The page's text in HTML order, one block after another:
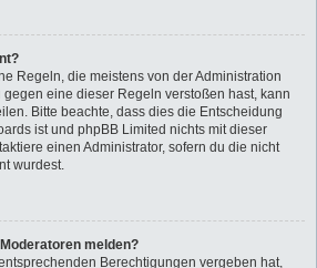
Regeln, die meistens von der Administration
eine dieser Regeln verstoßen hast, kann
Bitte beachte, dass dies die Entscheidung
ist und phpBB Limited nichts mit dieser
einen Administrator, sofern du die nicht
wurdest.
melden?
Berechtigungen vergeben hat,